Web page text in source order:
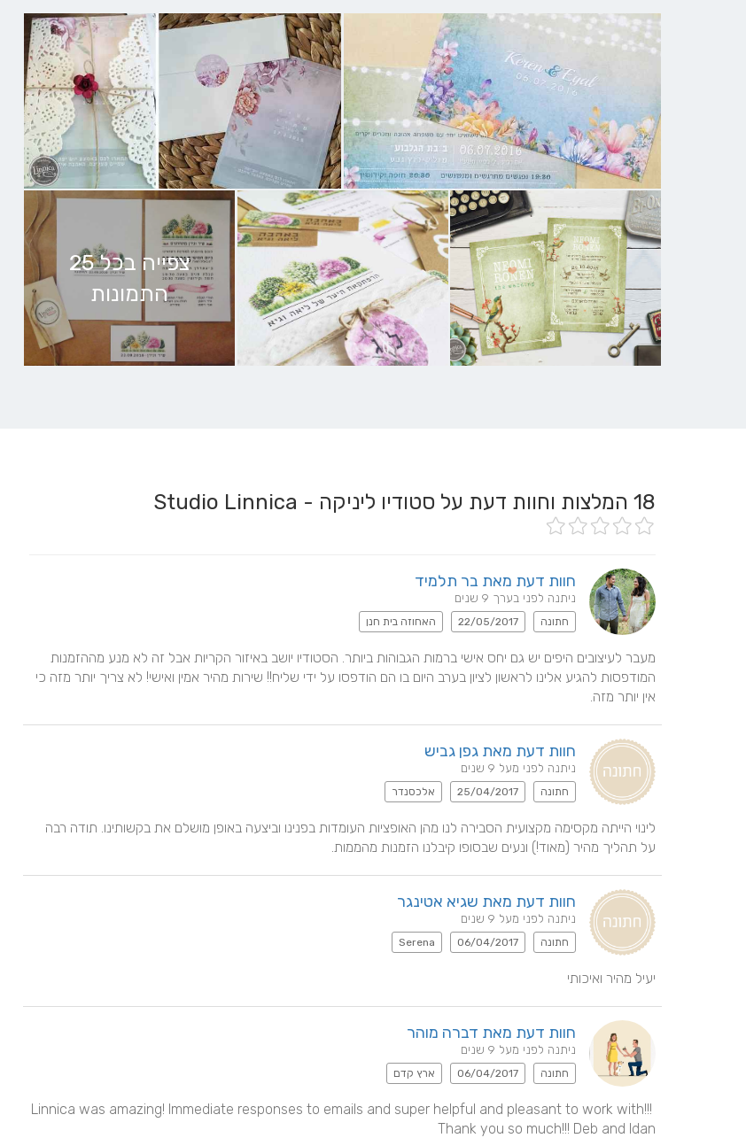
צפייה בכל 25
התמונות
18 המלצות וחוות דעת על סטודיו ליניקה - Studio Linnica
חוות דעת מאת בר תלמיד
ניתנה לפני בערך 9 שנים
חתונה 22/05/2017 האחוזה בית חנן
אין יותר מזה.
חוות דעת מאת גפן גביש
ניתנה לפני מעל 9 שנים
חתונה 25/04/2017 אלכסנדר
על תהליך מהיר (מאוד!) ונעים שבסופו קיבלנו הזמנות מהממות.
חוות דעת מאת שגיא אטינגר
ניתנה לפני מעל 9 שנים
חתונה 06/04/2017
Serena
יעיל מהיר ואיכותי
חוות דעת מאת דברה מוהר
ניתנה לפני מעל 9 שנים
חתונה 06/04/2017 ארץ קדם
Linnica was amazing! Immediate responses to emails and super helpful and pleasant to work with!!!
Thank you so much!!! Deb and Idan